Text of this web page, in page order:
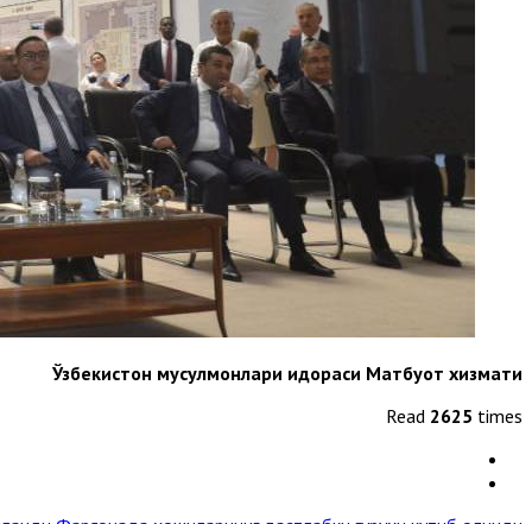
Ўзбекистон мусулмонлари идораси Матбуот хизмати
Read 2625 times